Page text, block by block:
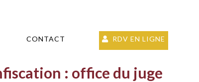
CONTACT RDV EN LIGNE
: office du juge